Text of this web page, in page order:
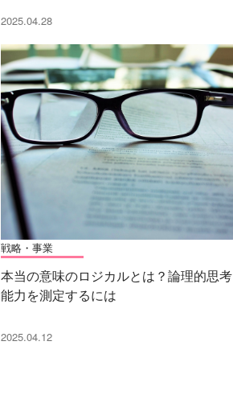
2025.04.28
戦略・事業
本当の意味のロジカルとは？論理的思考
能力を測定するには
2025.04.12